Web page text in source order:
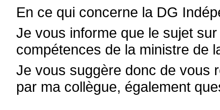
En ce qui concerne la DG
Je vous informe que le sujet
compétences de la ministre de
Je vous suggère donc de vous
par ma collègue, également